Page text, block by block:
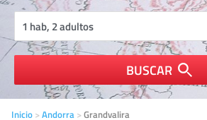
BUSCAR
Inicio Andorra Grandvalira